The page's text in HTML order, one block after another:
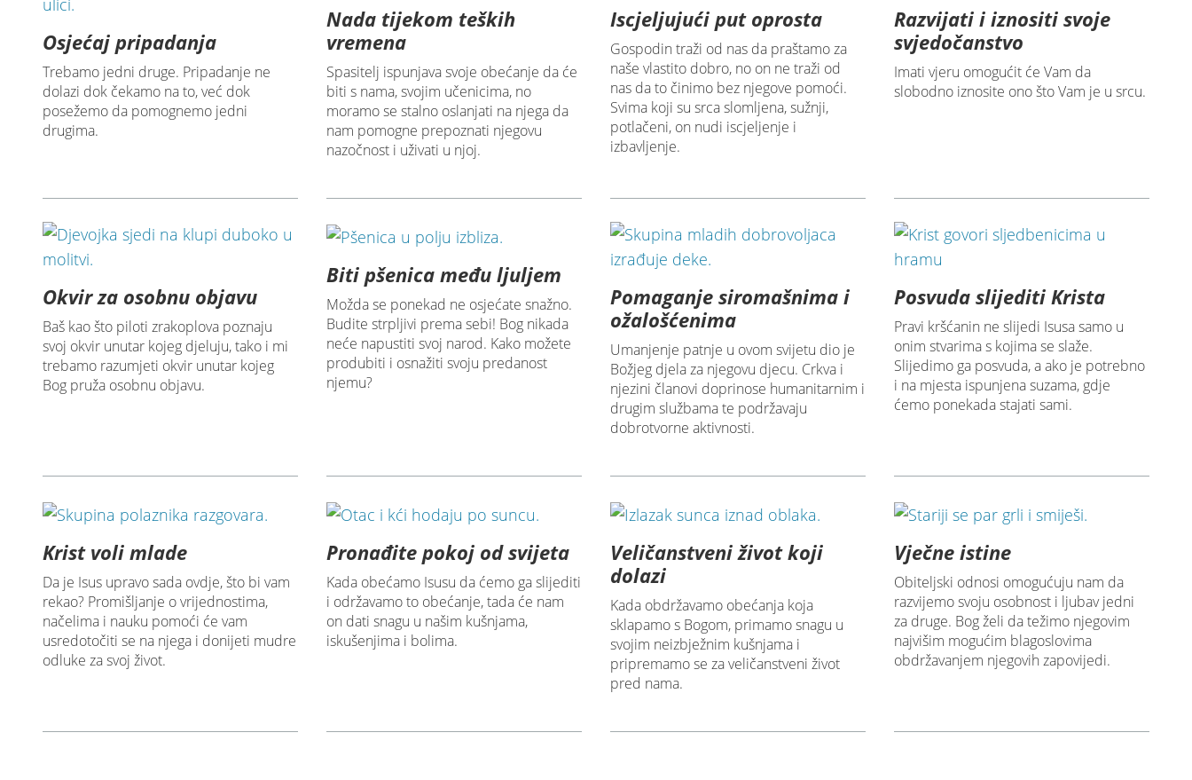
Osjećaj pripadanja
Trebamo jedni druge. Pripadanje ne
dolazi dok čekamo na to, već dok
posežemo da pomognemo jedni
drugima.
Nada tijekom teških
vremena
Spasitelj ispunjava svoje obećanje da će
biti s nama, svojim učenicima, no
moramo se stalno oslanjati na njega da
nam pomogne prepoznati njegovu
nazočnost i uživati u njoj.
Iscjeljujući put oprosta
Gospodin traži od nas da praštamo za
naše vlastito dobro, no on ne traži od
nas da to činimo bez njegove pomoći.
Svima koji su srca slomljena, sužnji,
potlačeni, on nudi iscjeljenje i
izbavljenje.
Razvijati i iznositi svoje
svjedočanstvo
Imati vjeru omogućit će Vam da
slobodno iznosite ono što Vam je u srcu.
Okvir za osobnu objavu
Baš kao što piloti zrakoplova poznaju
svoj okvir unutar kojeg djeluju, tako i mi
trebamo razumjeti okvir unutar kojeg
Bog pruža osobnu objavu.
Biti pšenica među ljuljem
Možda se ponekad ne osjećate snažno.
Budite strpljivi prema sebi! Bog nikada
neće napustiti svoj narod. Kako možete
produbiti i osnažiti svoju predanost
njemu?
Pomaganje siromašnima i
ožalošćenima
Umanjenje patnje u ovom svijetu dio je
Božjeg djela za njegovu djecu. Crkva i
njezini članovi doprinose humanitarnim i
drugim službama te podržavaju
dobrotvorne aktivnosti.
Posvuda slijediti Krista
Pravi kršćanin ne slijedi Isusa samo u
onim stvarima s kojima se slaže.
Slijedimo ga posvuda, a ako je potrebno
i na mjesta ispunjena suzama, gdje
ćemo ponekada stajati sami.
Krist voli mlade
Da je Isus upravo sada ovdje, što bi vam
rekao? Promišljanje o vrijednostima,
načelima i nauku pomoći će vam
usredotočiti se na njega i donijeti mudre
odluke za svoj život.
Pronađite pokoj od svijeta
Kada obećamo Isusu da ćemo ga slijediti
i održavamo to obećanje, tada će nam
on dati snagu u našim kušnjama,
iskušenjima i bolima.
Veličanstveni život koji
dolazi
Kada obdržavamo obećanja koja
sklapamo s Bogom, primamo snagu u
svojim neizbježnim kušnjama i
pripremamo se za veličanstveni život
pred nama.
Vječne istine
Obiteljski odnosi omogućuju nam da
razvijemo svoju osobnost i ljubav jedni
za druge. Bog želi da težimo njegovim
najvišim mogućim blagoslovima
obdržavanjem njegovih zapovijedi.